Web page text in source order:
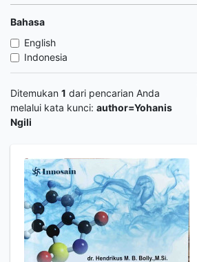
Bahasa
English
Indonesia
Ditemukan 1 dari pencarian Anda
melalui kata kunci: author=Yohanis
Ngili